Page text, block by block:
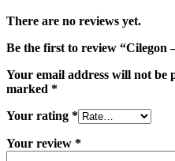
There are no reviews yet.
Be the first to review “Cilegon
Your email address will not be
marked *
Your rating *
Your review *